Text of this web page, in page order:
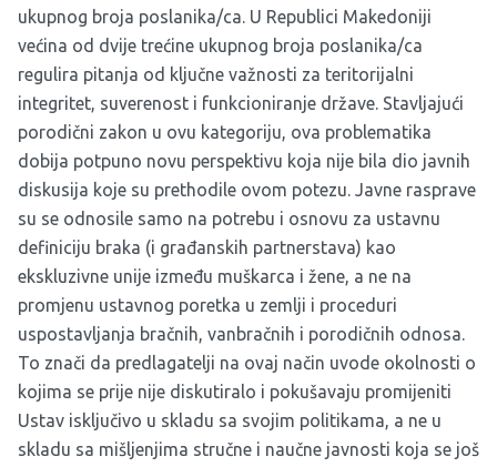
ukupnog broja poslanika/ca. U Republici Makedoniji
većina od dvije trećine ukupnog broja poslanika/ca
regulira pitanja od ključne važnosti za teritorijalni
integritet, suverenost i funkcioniranje države. Stavljajući
porodični zakon u ovu kategoriju, ova problematika
dobija potpuno novu perspektivu koja nije bila dio javnih
diskusija koje su prethodile ovom potezu. Javne rasprave
su se odnosile samo na potrebu i osnovu za ustavnu
definiciju braka (i građanskih partnerstava) kao
ekskluzivne unije između muškarca i žene, a ne na
promjenu ustavnog poretka u zemlji i proceduri
uspostavljanja bračnih, vanbračnih i porodičnih odnosa.
To znači da predlagatelji na ovaj način uvode okolnosti o
kojima se prije nije diskutiralo i pokušavaju promijeniti
Ustav isključivo u skladu sa svojim politikama, a ne u
skladu sa mišljenjima stručne i naučne javnosti koja se još